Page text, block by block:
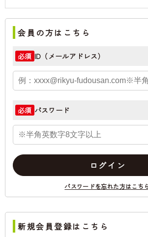
会員の方はこちら
必須 ID（メールアドレス）
必須 パスワード
ログイン
パスワードを忘れた方はこち
新規会員登録はこちら